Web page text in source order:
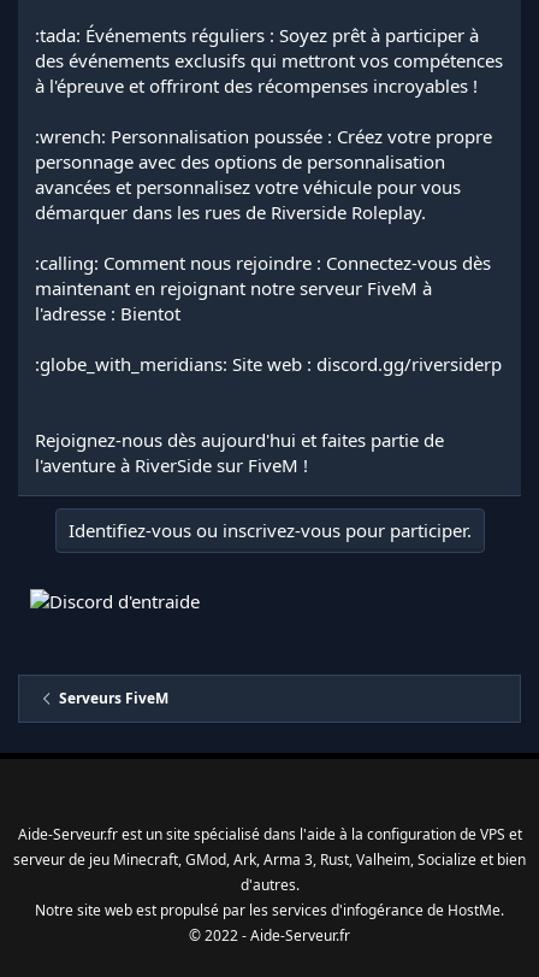
:tada: Événements réguliers : Soyez prêt à participer à
des événements exclusifs qui mettront vos compétences
à l'épreuve et offriront des récompenses incroyables !
:wrench: Personnalisation poussée : Créez votre propre
personnage avec des options de personnalisation
avancées et personnalisez votre véhicule pour vous
démarquer dans les rues de Riverside Roleplay.
:calling: Comment nous rejoindre : Connectez-vous dès
maintenant en rejoignant notre serveur FiveM à
l'adresse : Bientot
:globe_with_meridians: Site web : discord.gg/riversiderp
Rejoignez-nous dès aujourd'hui et faites partie de
l'aventure à RiverSide sur FiveM !
Identifiez-vous ou inscrivez-vous pour participer.
Serveurs FiveM
Aide-Serveur.fr est un site spécialisé dans l'aide à la configuration de VPS et
serveur de jeu Minecraft, GMod, Ark, Arma 3, Rust, Valheim, Socialize et bien
d'autres.
Notre site web est propulsé par les services d'infogérancede HostMe.
© 2022 - Aide-Serveur.fr